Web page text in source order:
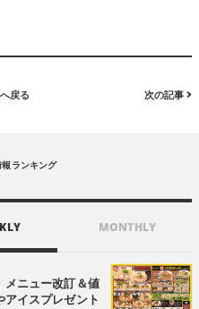
戻る 次の記事
報ランキング
MONTHLY
メニュー改訂＆値
アイスプレゼント